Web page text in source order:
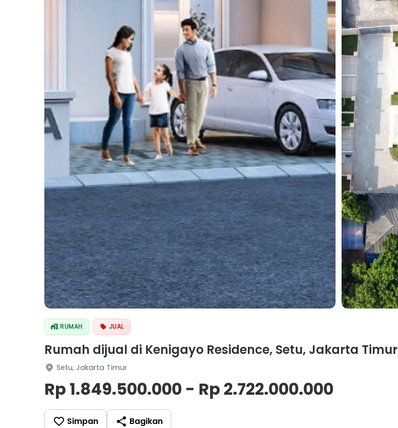
RUMAH JUAL
Rumah dijual di Kenigayo Residence, Setu, Jakarta Timur
Setu, Jakarta Timur
Rp 1.849.500.000 - Rp 2.722.000.000
Simpan Bagikan